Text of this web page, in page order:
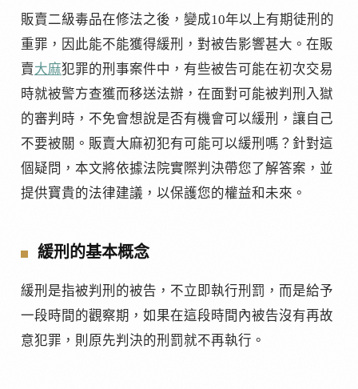
販賣二級毒品在修法之後，變成10年以上有期徒刑的
重罪，因此能不能獲得緩刑，對被告影響甚大。在販
賣大麻犯罪的刑事案件中，有些被告可能在初次交易
時就被警方查獲而移送法辦，在面對可能被判刑入獄
的審判時，不免會想說是否有機會可以緩刑，讓自己
不要被關。販賣大麻初犯有可能可以緩刑嗎？針對這
個疑問，本文將依據法院實際判決帶您了解答案，並
提供寶貴的法律建議，以保護您的權益和未來。
緩刑的基本概念
緩刑是指被判刑的被告，不立即執行刑罰，而是給予
一段時間的觀察期，如果在這段時間內被告沒有再故
意犯罪，則原先判決的刑罰就不再執行。